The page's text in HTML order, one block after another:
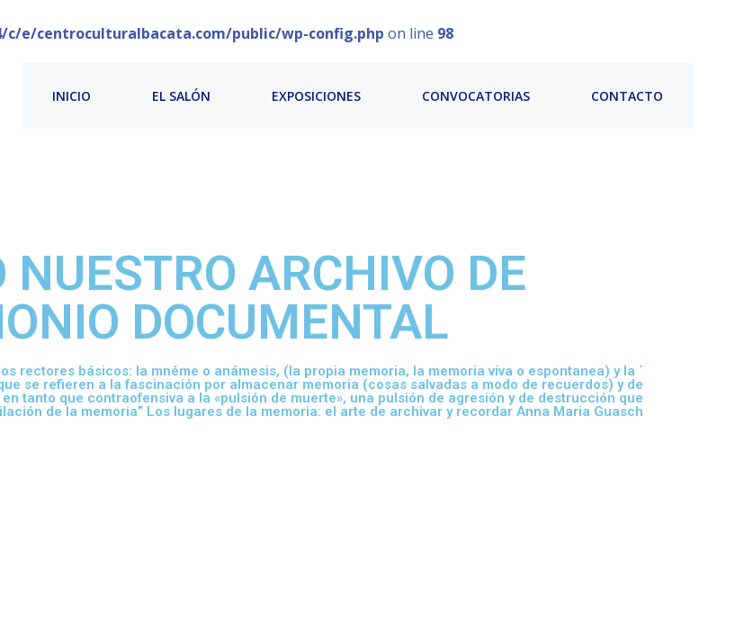
e/centroculturalbacata.com/public/wp-config.php on line 98
INICIO EL SALÓN EXPOSICIONES CONVOCATORIAS CONTACTO
NUESTRO ARCHIVO DE
DOCUMENTAL
rectores básicos: la mnéme o anámesis, (la propia memoria, la memoria viva o espontanea) y la ´
se refieren a la fascinación por almacenar memoria (cosas salvadas a modo de recuerdos) y de
tanto que contraofensiva a la «pulsión de muerte», una pulsión de agresión y de destrucción que
de la memoria” Los lugares de la memoria: el arte de archivar y recordar Anna Maria Guasch